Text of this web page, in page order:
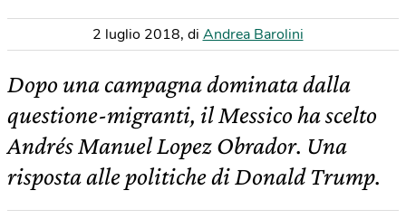
2 luglio 2018, di Andrea Barolini
Dopo una campagna dominata dalla
questione-migranti, il Messico ha scelto
Andrés Manuel Lopez Obrador. Una
risposta alle politiche di Donald Trump.